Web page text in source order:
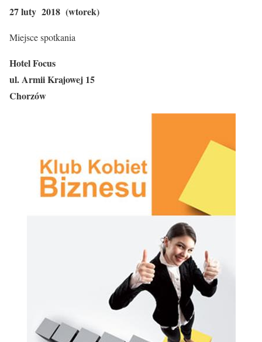
27 luty 2018 (wtorek)
Miejsce spotkania
Hotel Focus
ul. Armii Krajowej 15
Chorzów